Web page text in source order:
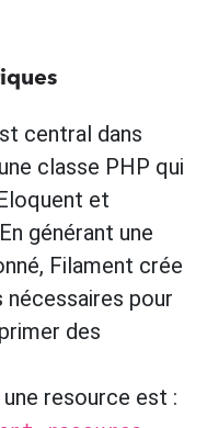
central dans
classe PHP qui
et
générant une
Filament crée
pour
des
resource est :